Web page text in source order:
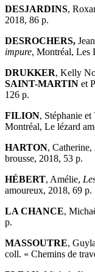
DESJARDINS,
2018, 86 p.
DESROCHERS,
impure, Montréal, Les
DRUKKER, Kelly
SAINT-MARTIN et
126 p.
FILION, Stéphanie et
Montréal, Le lézard
HARTON, Catherine,
brousse, 2018, 53 p.
HÉBERT, Amélie,
amoureux, 2018, 69 p.
LA CHANCE,
p.
MASSOUTRE,
coll. « Chemins de